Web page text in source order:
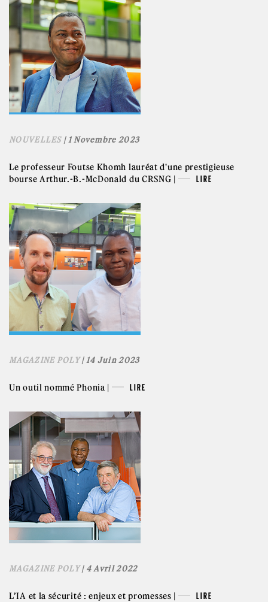
NOUVELLES| 1 Novembre 2023
Le professeur Foutse Khomh lauréat d'une prestigieuse
bourse Arthur.-B.-McDonald du CRSNG |
LIRE
MAGAZINE POLY| 14 Juin 2023
Un outil nommé Phonia | LIRE
MAGAZINE POLY| 4 Avril 2022
L’IA et la sécurité : enjeux et promesses | LIRE